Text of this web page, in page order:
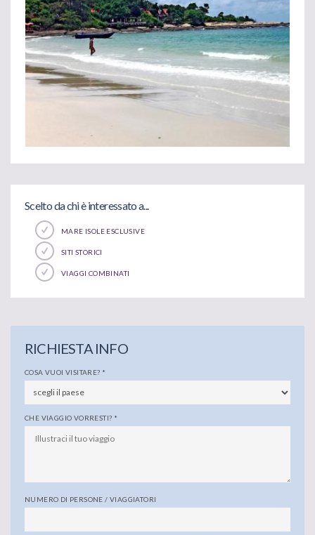
Scelto da chi è interessato a...
MARE ISOLE ESCLUSIVE
SITI STORICI
VIAGGI COMBINATI
RICHIESTA INFO
COSA VUOI VISITARE? *
CHE VIAGGIO VORRESTI? *
NUMERO DI PERSONE / VIAGGIATORI